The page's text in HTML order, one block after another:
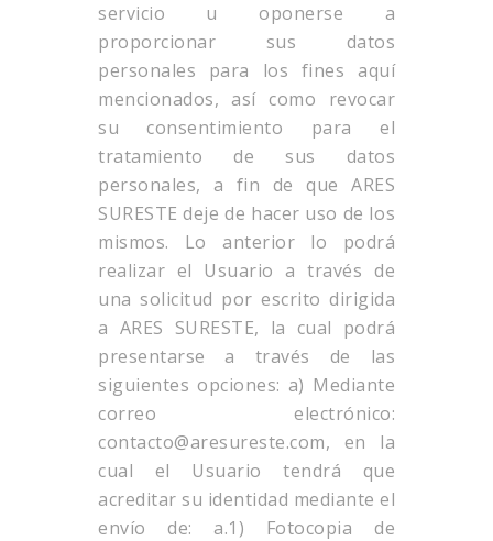
servicio u oponerse a
proporcionar sus datos
personales para los fines aquí
mencionados, así como revocar
su consentimiento para el
tratamiento de sus datos
personales, a fin de que ARES
SURESTE deje de hacer uso de los
mismos. Lo anterior lo podrá
realizar el Usuario a través de
una solicitud por escrito dirigida
a ARES SURESTE, la cual podrá
presentarse a través de las
siguientes opciones: a) Mediante
correo electrónico:
contacto@aresureste.com, en la
cual el Usuario tendrá que
acreditar su identidad mediante el
envío de: a.1) Fotocopia de